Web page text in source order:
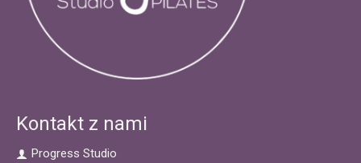
Kontakt z nami
Progress Studio